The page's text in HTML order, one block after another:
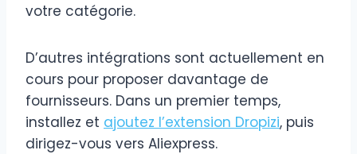
votre catégorie.
D’autres intégrations sont actuellement en
cours pour proposer davantage de
fournisseurs. Dans un premier temps,
installez et ajoutez l’extension Dropizi, puis
dirigez-vous vers Aliexpress.